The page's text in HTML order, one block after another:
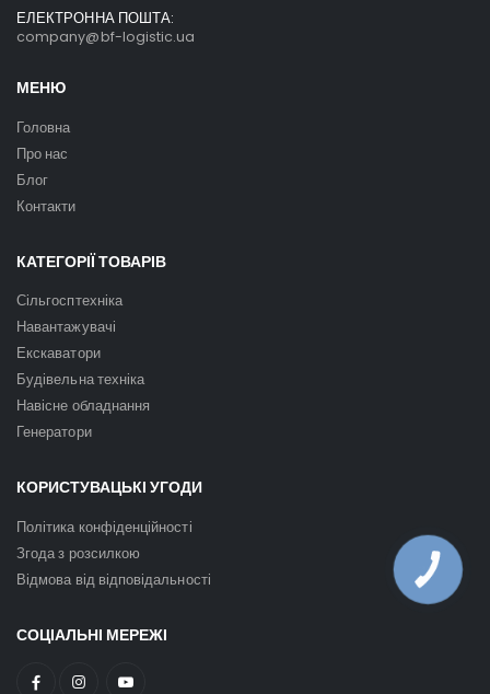
ЕЛЕКТРОННА ПОШТА:
company@bf-logistic.ua
МЕНЮ
Головна
Про нас
Блог
Контакти
КАТЕГОРІЇ ТОВАРІВ
Сільгосптехніка
Навантажувачі
Екскаватори
Будівельна техніка
Навісне обладнання
Генератори
КОРИСТУВАЦЬКІ УГОДИ
Політика конфіденційності
Згода з розсилкою
Відмова від відповідальності
СОЦІАЛЬНІ МЕРЕЖІ
КНОПКА
ЗВ'ЯЗКУ